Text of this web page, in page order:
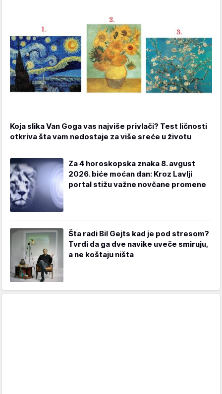
Koja slika Van Goga vas najviše privlači? Test ličnosti
otkriva šta vam nedostaje za više sreće u životu
Za 4 horoskopska znaka 8. avgust
2026. biće moćan dan: Kroz Lavlji
portal stižu važne novčane promene
Šta radi Bil Gejts kad je pod stresom?
Tvrdi da ga dve navike uveče smiruju,
a ne koštaju ništa